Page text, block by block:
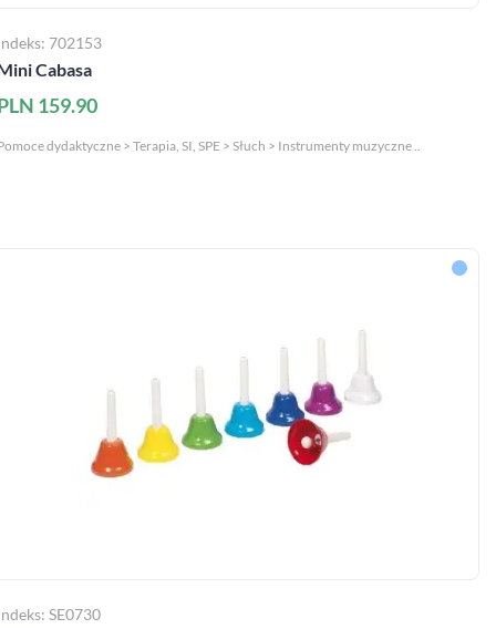
702153
Cabasa
159.90
dydaktyczne > Terapia, SI, SPE > Słuch > Instrumenty muzyczne ..
SE0730